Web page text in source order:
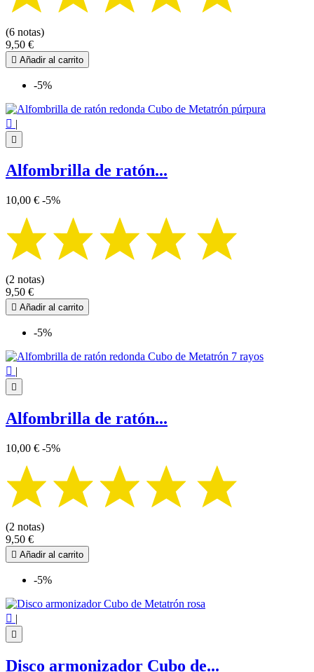
(6 notas)
9,50 €
 Añadir al carrito
-5%
 |

Alfombrilla de ratón...
10,00 € -5%
(2 notas)
9,50 €
 Añadir al carrito
-5%
 |

Alfombrilla de ratón...
10,00 € -5%
(2 notas)
9,50 €
 Añadir al carrito
-5%


Disco armonizador Cubo de...